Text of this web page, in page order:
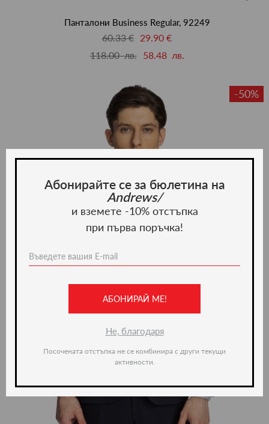
Панталони Business Regular, 92249
60.33 € 29.90 €
118.00 лв.
58.48 лв.
-50%
Абонирайте се за бюлетина на
Andrews/
и вземете -10% отстъпка
при първа поръчка!
АБОНИРАЙ МЕ!
Не, благодаря
Посочената отстъпка не се комбинира с други текущи
активности.